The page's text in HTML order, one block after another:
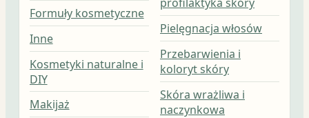
Formuły kosmetyczne
Inne
Kosmetyki naturalne i
DIY
Makijaż
Pielęgnacja włosów
Przebarwienia i
koloryt skóry
Skóra wrażliwa i
naczynkowa